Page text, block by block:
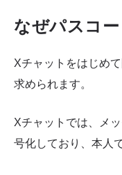
なぜパスコ
Xチャットをはじめ
求められます。
Xチャットでは、メ
号化しており、本人